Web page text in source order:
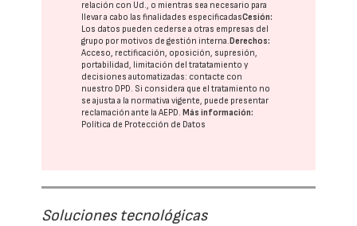
relación con Ud., o mientras sea necesario para
llevar a cabo las finalidades especificadasCesión:
Los datos pueden cederse a otras empresas del
grupo por motivos de gestión interna.Derechos:
Acceso, rectificación, oposición, supresión,
portabilidad, limitación del tratatamiento y
decisiones automatizadas: contacte con
nuestro DPD. Si considera que el tratamiento no
se ajusta a la normativa vigente, puede presentar
reclamación ante laAEPD.Más información:
Política de Protección de Datos
Soluciones tecnológicas